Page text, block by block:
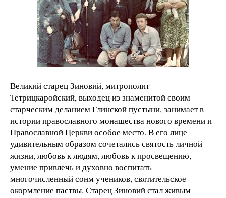
Великий старец Зиновий, митрополит
Тетрицкаройский, выходец из знаменитой своим
старческим деланием Глинской пустыни, занимает в
истории православного монашества нового времени и
Православной Церкви особое место. В его лице
удивительным образом сочетались святость личной
жизни, любовь к людям, любовь к просвещению,
умение привлечь и духовно воспитать
многочисленный сонм учеников, святительское
окормление паствы. Старец Зиновий стал живым